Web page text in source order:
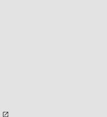
launch